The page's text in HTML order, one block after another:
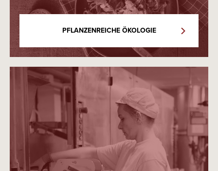
PFLANZENREICHE ÖKOLOGIE